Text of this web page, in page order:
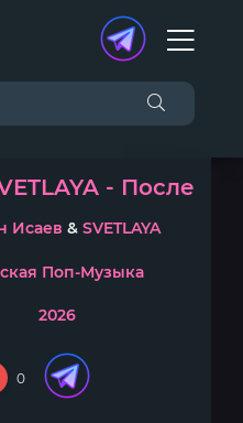
- После
Исаев & SVETLAYA
Поп-Музыка
2026
0